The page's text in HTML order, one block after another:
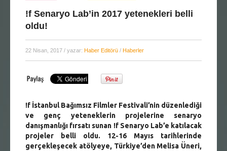
!f Senaryo Lab’in 2017 yetenekleri belli
oldu!
22 Nisan, 2017 / yazar: Haber Editörü / Haberler
!f İstanbul Bağımsız Filmler Festivali’nin düzenlediği
ve genç yeteneklerin projelerine senaryo
danışmanlığı fırsatı sunan !f Senaryo Lab’e katılacak
projeler belli oldu. 12-16 Mayıs tarihlerinde
gerçekleşecek atölyeye, Türkiye’den Melisa Üneri,